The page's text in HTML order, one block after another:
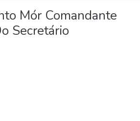
Estatísticas
Mór Comandante
Secretário